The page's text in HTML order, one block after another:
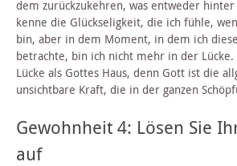
dem zurückzukehren, was entweder
kenne die Glückseligkeit, die ich fühle,
bin, aber in dem Moment, in dem ich
betrachte, bin ich nicht mehr in der
Lücke als Gottes Haus, denn Gott ist die
unsichtbare Kraft, die in der ganzen
Gewohnheit 4: Lösen Sie
auf